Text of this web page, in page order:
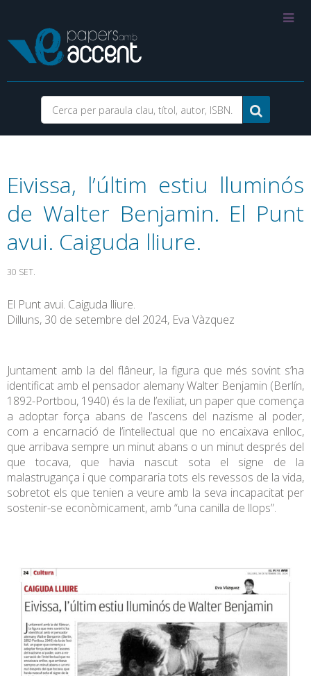
Eivissa, l’últim estiu lluminós
de Walter Benjamin. El Punt
avui. Caiguda lliure.
30 SET.
El Punt avui. Caiguda lliure.
Dilluns, 30 de setembre del 2024, Eva Vàzquez
Juntament amb la del flâneur, la figura que més sovint s’ha
identificat amb el pensador alemany Walter Benjamin (Berlín,
1892-Portbou, 1940) és la de l’exiliat, un paper que comença
a adoptar força abans de l’ascens del nazisme al poder,
com a encarnació de l’intel·lectual que no encaixava enlloc,
que arribava sempre un minut abans o un minut després del
que tocava, que havia nascut sota el signe de la
malastrugança i que compararia tots els revessos de la vida,
sobretot els que tenien a veure amb la seva incapacitat per
sostenir-se econòmicament, amb “una canilla de llops”.